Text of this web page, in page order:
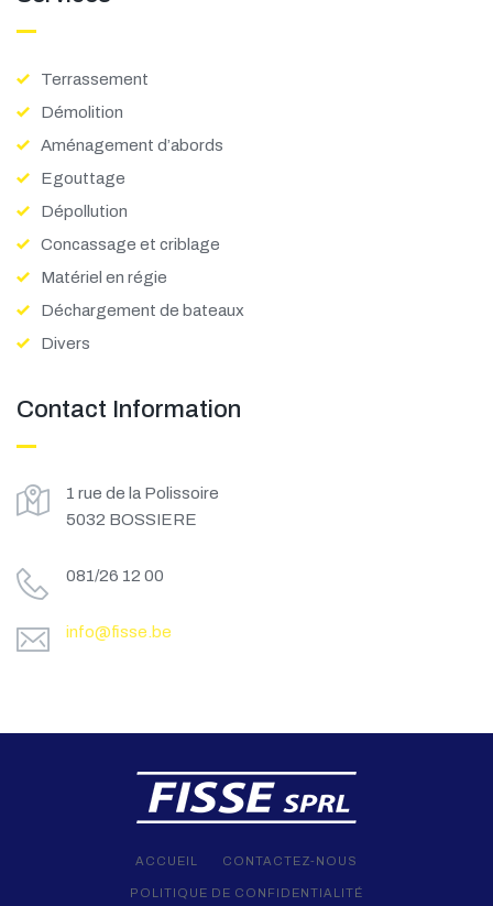
Terrassement
Démolition
Aménagement d’abords
Egouttage
Dépollution
Concassage et criblage
Matériel en régie
Déchargement de bateaux
Divers
Contact Information
1 rue de la Polissoire
5032 BOSSIERE
081/26 12 00
info@fisse.be
ACCUEIL CONTACTEZ-NOUS
POLITIQUE DE CONFIDENTIALITÉ